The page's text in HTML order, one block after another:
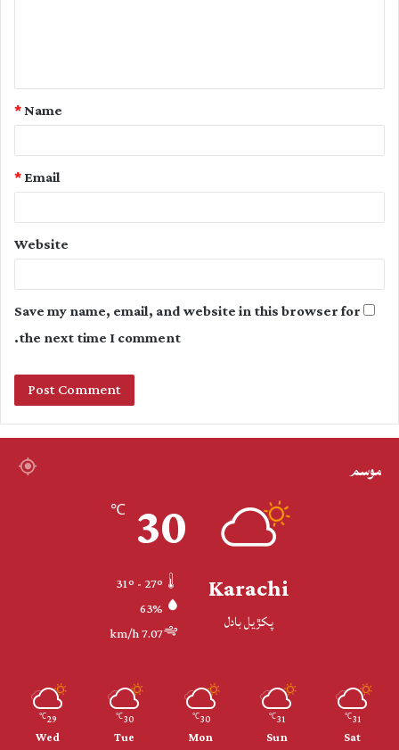
t
Name
*
Email
*
Website
Save my name, email, and website in this browser for
the next time I comment.
موسم
Karachi
پکڙيل بادل
30
℃
63%
7.07 km/h
31
℃
Sat
31
℃
Sun
30
℃
Mon
30
℃
Tue
29
℃
Wed